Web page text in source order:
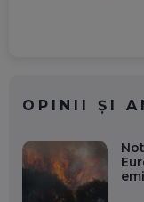
OPINII ȘI